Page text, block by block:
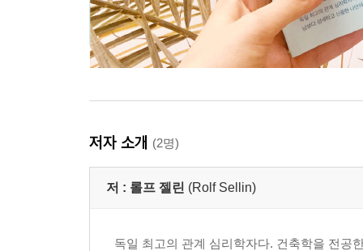
저자 소개 (2명)
저 : 롤프 젤린 (Rolf Sellin)
독일 최고의 관계 심리학자다. 건축학을 전공